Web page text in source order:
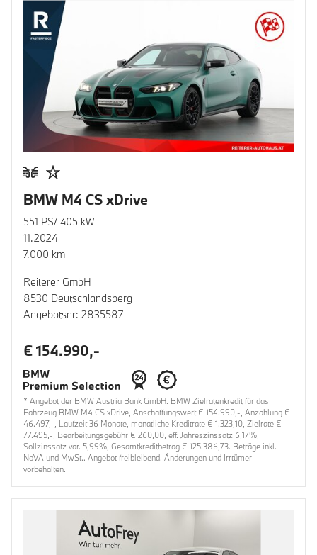
BMW M4 CS xDrive
551 PS/ 405 kW
11.2024
7.000 km
Reiterer GmbH
8530 Deutschlandsberg
Angebotsnr: 2835587
€ 154.990,-
* Angebot der BMW Austria Bank GmbH. BMW Zielratenkredit für das
Fahrzeug BMW M4 CS xDrive, Anschaffungswert € 154.990,-, Anzahlung €
46.497,-, Laufzeit 36 Monate, monatliche Kreditrate € 1.323,10, Zielrate €
77.495,-, Bearbeitungsgebühr € 260,00, eff. Jahreszinssatz 6,17%,
Sollzinssatz var. 5,99%, Gesamtkreditbetrag € 125.386,73. Beträge inkl.
NoVA und MwSt.. Angebot freibleibend. Änderungen und Irrtümer
vorbehalten.